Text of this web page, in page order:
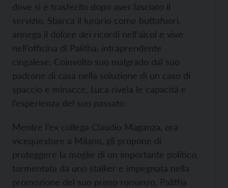
dove si è trasferito dopo aver lasciato il
servizio. Sbarca il lunario come buttafuori,
annega il dolore dei ricordi nell’alcol e vive
nell’officina di Palitha, intraprendente
cingalese. Coinvolto suo malgrado dal suo
padrone di casa nella soluzione di un caso di
spaccio e minacce, Luca rivela le capacità e
l’esperienza del suo passato.
Mentre l’ex collega Claudio Maganza, ora
vicequestore a Milano, gli propone di
proteggere la moglie di un importante politico,
tormentata da uno stalker e impegnata nella
promozione del suo primo romanzo, Palitha